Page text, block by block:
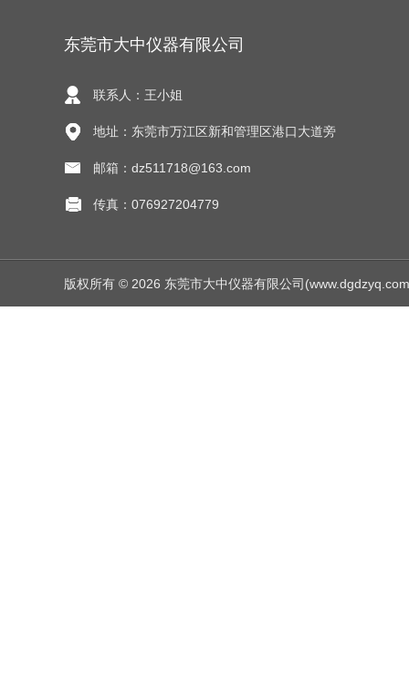
东莞市大中仪器有限公司
联系人：王小姐
地址：东莞市万江区新和管理区港口大道旁
邮箱：dz511718@163.com
传真：076927204779
版权所有 © 2026 东莞市大中仪器有限公司